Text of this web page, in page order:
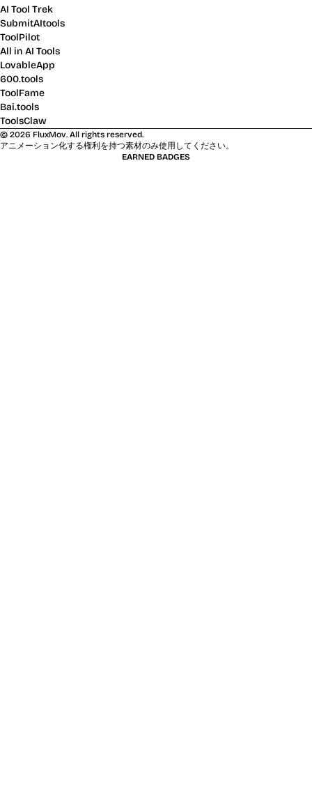
AI Tool Trek
SubmitAItools
ToolPilot
All in AI Tools
LovableApp
600.tools
ToolFame
Bai.tools
ToolsClaw
© 2026 FluxMov. All rights reserved.
アニメーション化する権利を持つ素材のみ使用してください。
EARNED BADGES